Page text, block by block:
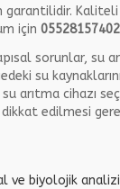
Kaliteli
için 05528157402
sorunlar, su
su
arıtma cihazı
dikkat edilmesi
ve biyolojik